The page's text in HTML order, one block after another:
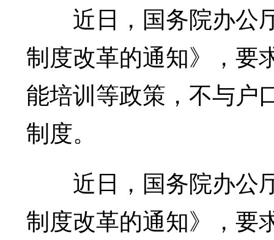
近日，国务院办公
制度改革的通知》，要
能培训等政策，不与户
制度。
近日，国务院办公
制度改革的通知》，要